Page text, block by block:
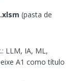
.xlsm (pasta de
LLM, IA, ML,
A1 como título